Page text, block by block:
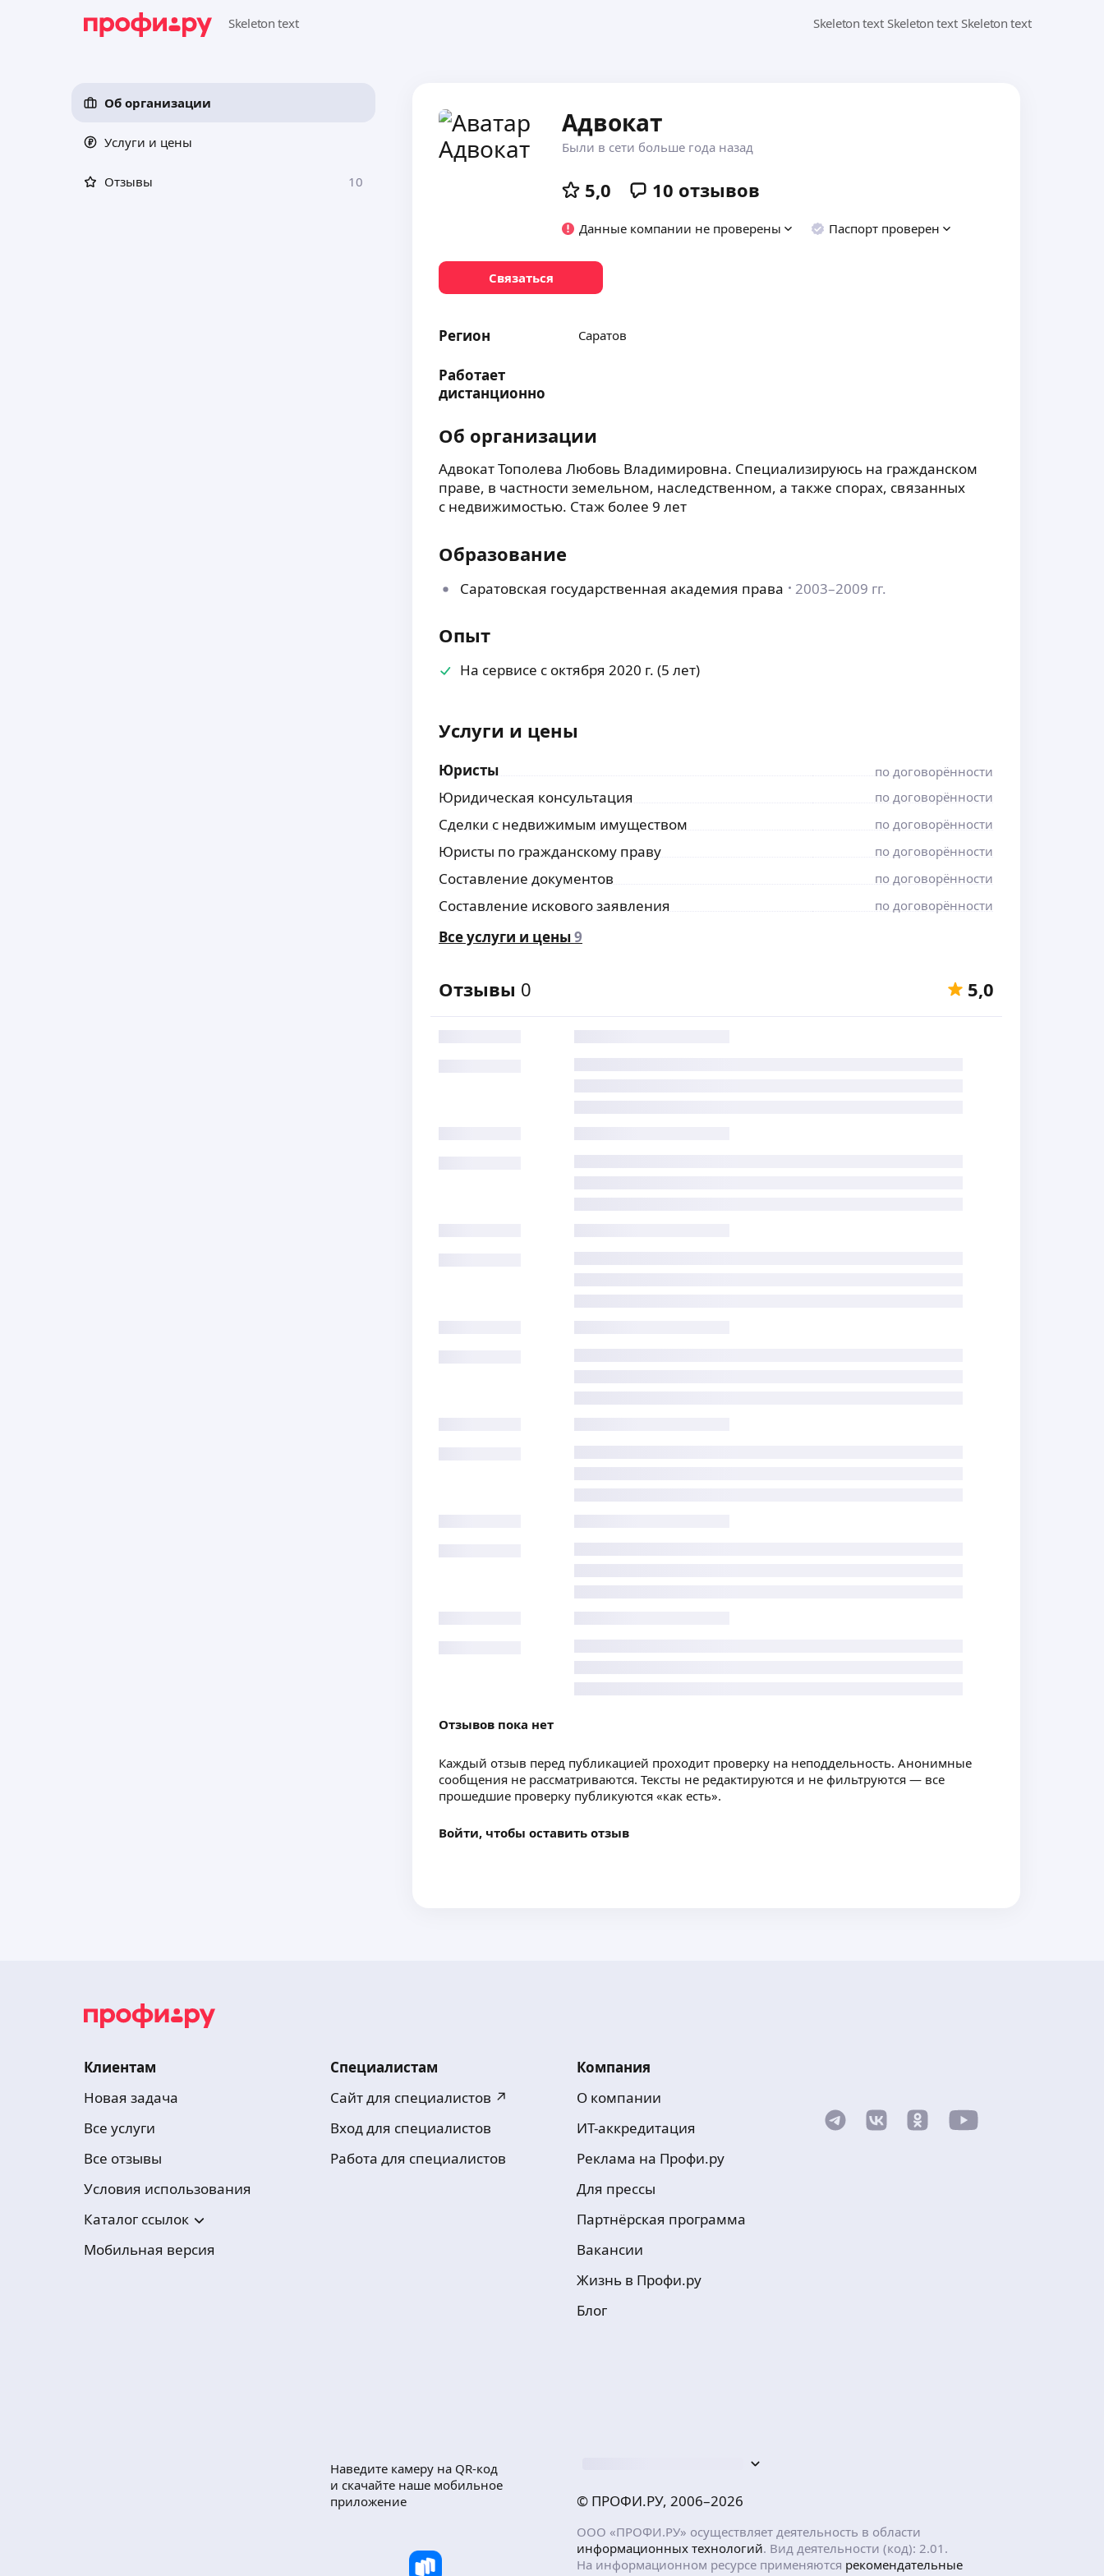
Об организации
Услуги и цены
Отзывы 10
Адвокат
Были в сети больше года назад
5,0 10 отзывов
Данные компании не проверены Паспорт проверен
Связаться
Регион Саратов
Работает
дистанционно
Об организации
Адвокат Тополева Любовь Владимировна. Специализируюсь на гражданском
праве, в частности земельном, наследственном, а также спорах, связанных
с недвижимостью. Стаж более 9 лет
Образование
Саратовская государственная академия права 2003–2009 гг.
Опыт
На сервисе с октября 2020 г. (5 лет)
Услуги и цены
Юристы по договорённости
Юридическая консультация по договорённости
Сделки с недвижимым имуществом по договорённости
Юристы по гражданскому праву по договорённости
Составление документов по договорённости
Составление искового заявления по договорённости
Все услуги и цены9
Отзывы 0 5,0
Отзывов пока нет
Каждый отзыв перед публикацией проходит проверку на неподдельность. Анонимные
сообщения не рассматриваются. Тексты не редактируются и не фильтруются — все
прошедшие проверку публикуются «как есть».
Войти, чтобы оставить отзыв
Клиентам
Новая задача
Все услуги
Все отзывы
Условия использования
Каталог ссылок
Мобильная версия
Специалистам
Сайт для специалистов ↗
Вход для специалистов
Работа для специалистов
Компания
О компании
ИТ-аккредитация
Реклама на Профи.ру
Для прессы
Партнёрская программа
Вакансии
Жизнь в Профи.ру
Блог
Наведите камеру на QR-код
и скачайте наше мобильное
приложение
© ПРОФИ.РУ, 2006–2026
ООО «ПРОФИ.РУ» осуществляет деятельность в области
информационных технологий. Вид деятельности (код): 2.01.
На информационном ресурсе применяются рекомендательные